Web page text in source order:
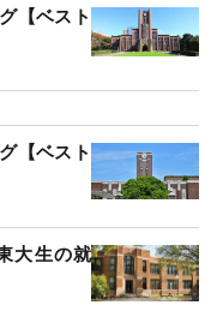
【ベスト
【ベスト
大生の就